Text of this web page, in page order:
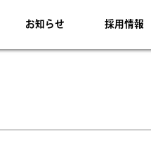
お知らせ 採用情報